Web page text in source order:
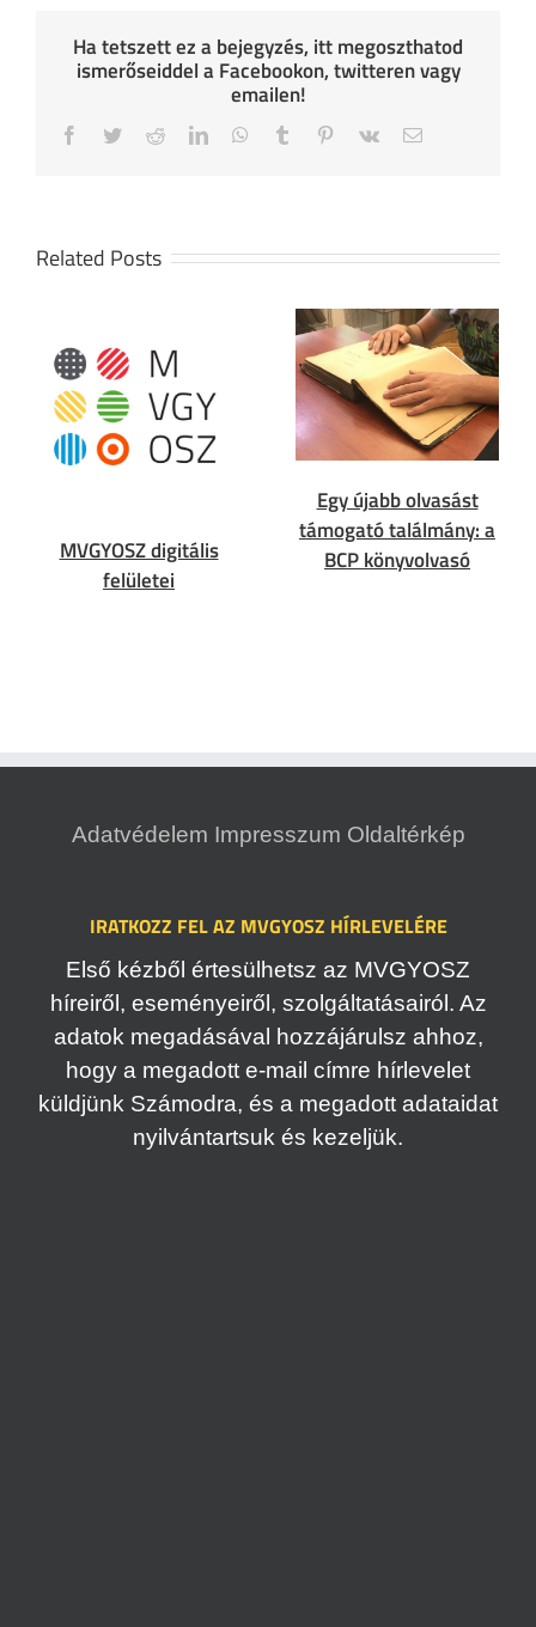
Ha tetszett ez a bejegyzés, itt megoszthatod
ismerőseiddel a Facebookon, twitteren vagy
emailen!
Facebook
TwitterRedditLinkedInWhatsApp
Tumblr Pinterest
Vk Email
Related Posts
MVGYOSZ digitális
felületei
Egy újabb olvasást
támogató találmány: a
BCP könyvolvasó
Adatvédelem Impresszum Oldaltérkép
IRATKOZZ FEL AZ MVGYOSZ HÍRLEVELÉRE
Első kézből értesülhetsz az MVGYOSZ
híreiről, eseményeiről, szolgáltatásairól. Az
adatok megadásával hozzájárulsz ahhoz,
hogy a megadott e-mail címre hírlevelet
küldjünk Számodra, és a megadott adataidat
nyilvántartsuk és kezeljük.